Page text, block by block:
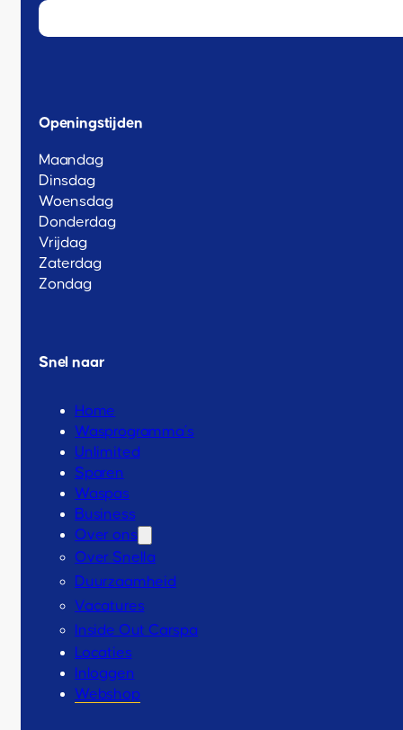
Openingstijden
Maandag
Dinsdag
Woensdag
Donderdag
Vrijdag
Zaterdag
Zondag
Snel naar
Home
Wasprogramma’s
Unlimited
Sparen
Waspas
Business
Over ons
Over Snella
Duurzaamheid
Vacatures
Inside Out Carspa
Locaties
Inloggen
Webshop